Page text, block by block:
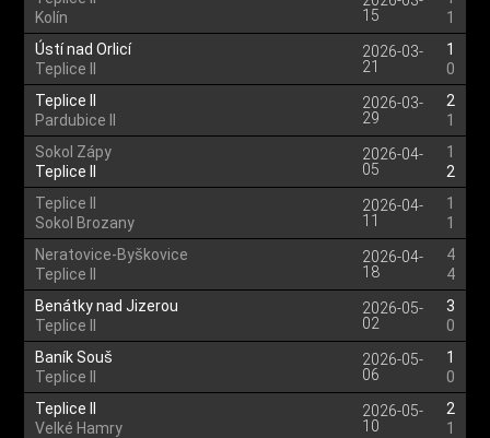
Kolín
15
1
Ústí nad Orlicí
Teplice II
2026-03-
21
1
0
Teplice II
Pardubice II
2026-03-
29
2
1
Sokol Zápy
Teplice II
2026-04-
05
1
2
Teplice II
Sokol Brozany
2026-04-
11
1
1
Neratovice-Byškovice
Teplice II
2026-04-
18
4
4
Benátky nad Jizerou
Teplice II
2026-05-
02
3
0
Baník Souš
Teplice II
2026-05-
06
1
0
Teplice II
Velké Hamry
2026-05-
10
2
1